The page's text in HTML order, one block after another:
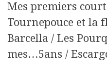
Mes premiers
Tournepouce et la
Barcella / Les
mes…5ans /